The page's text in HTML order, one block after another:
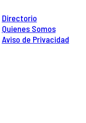
Directorio
Quienes Somos
Aviso de Privacidad